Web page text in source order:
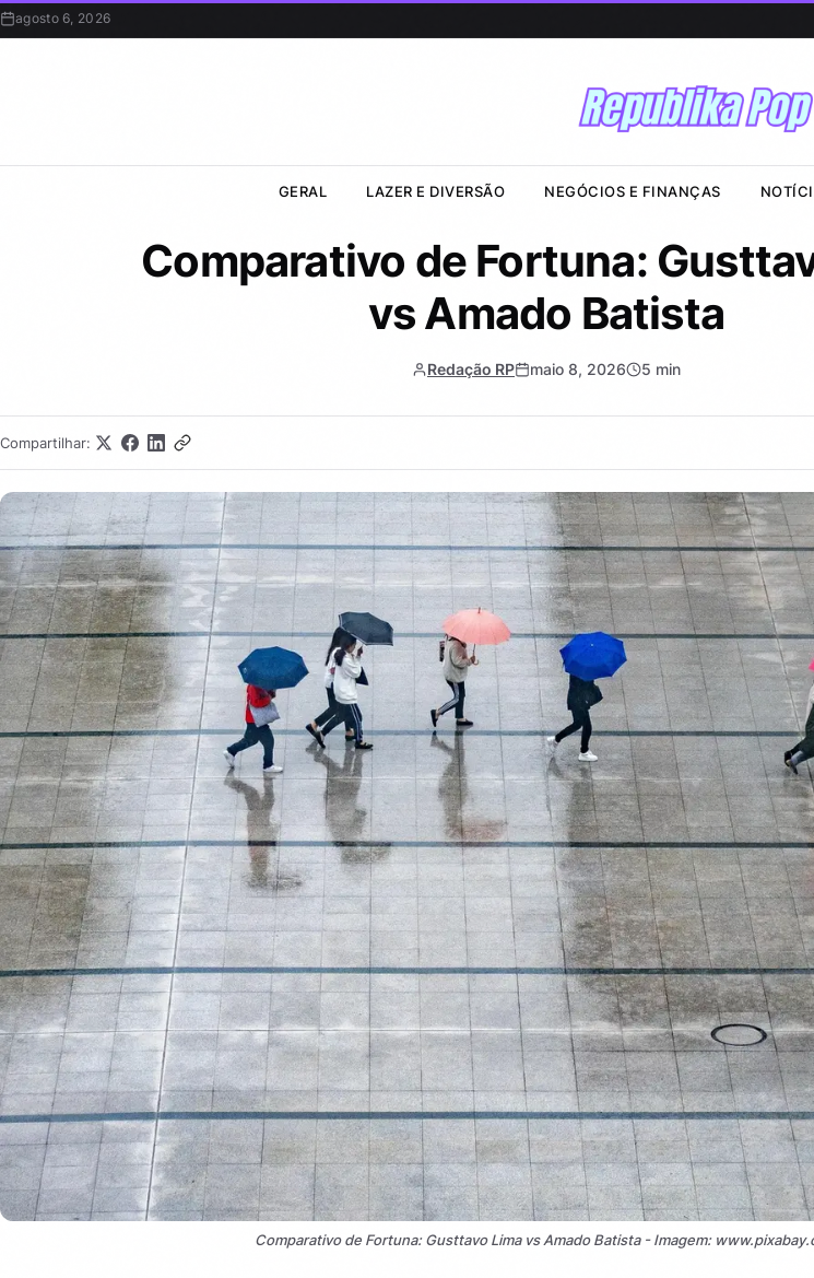
agosto 6, 2026
GERAL LAZER E DIVERSÃO NEGÓCIOS E FINANÇAS
Comparativo de Fortuna:
vs Amado Batista
Redação RP maio 8, 2026 5 min
Compartilhar:
Comparativo de Fortuna: Gusttavo Lima vs Amado Batista - Imagem: